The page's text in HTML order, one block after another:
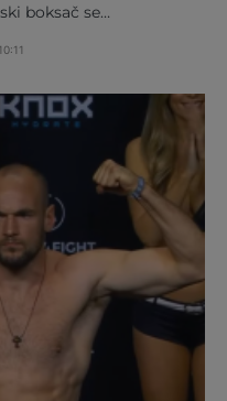
boksač se…